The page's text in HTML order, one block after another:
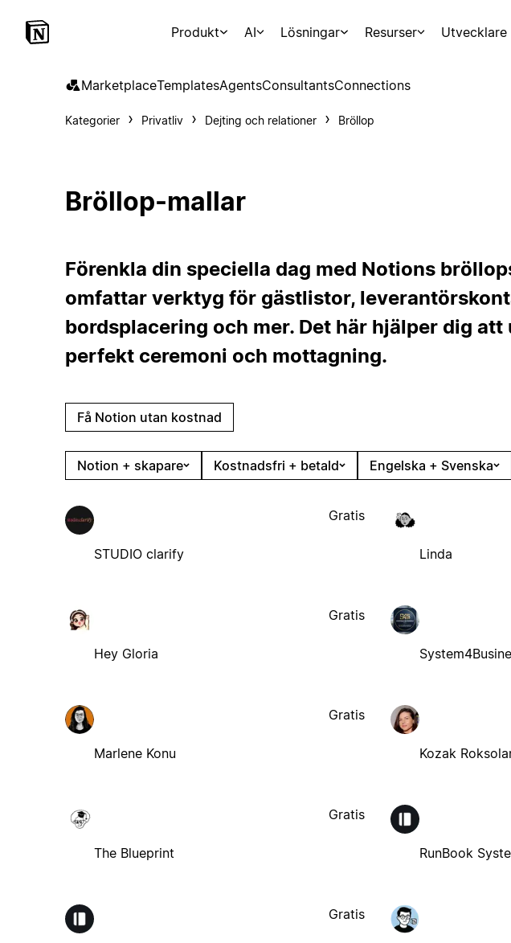
Produkt AI Lösningar Resurser Utvecklare
MarketplaceTemplatesAgentsConsultantsConnections
Kategorier Privatliv Dejting och relationer Bröllop
Bröllop-mallar
Förenkla din speciella dag med Notions
omfattar verktyg för gästlistor,
bordsplacering och mer. Det här hjälper dig att
perfekt ceremoni och mottagning.
Få Notion utan kostnad
Notion + skapare Kostnadsfri + betald Engelska + Svenska
STUDIO clarify
Gratis
Linda
Hey Gloria
Gratis
Marlene Konu
Gratis
Kozak
The Blueprint
Gratis
RunBook
Gratis